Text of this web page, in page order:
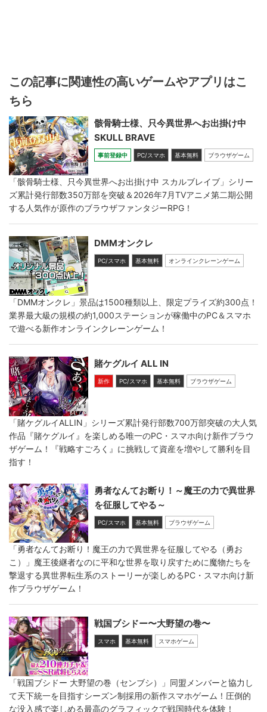
この記事に関連性の高いゲームやアプリはこ
ちら
骸骨騎士様、只今異世界へお出掛け中
SKULL BRAVE
事前登録中 PC/スマホ 基本無料 ブラウザゲーム
「骸骨騎士様、只今異世界へお出掛け中 スカルブレイブ」シリー
ズ累計発行部数350万部を突破＆2026年7月TVアニメ第二期公開
する人気作が原作のブラウザファンタジーRPG！
DMMオンクレ
PC/スマホ 基本無料 オンラインクレーンゲーム
「DMMオンクレ」景品は1500種類以上、限定プライズ約300点！
業界最大級の規模の約1,000ステーションが稼働中のPC＆スマホ
で遊べる新作オンラインクレーンゲーム！
賭ケグルイ ALL IN
新作 PC/スマホ 基本無料 ブラウザゲーム
「賭ケグルイALLIN」シリーズ累計発行部数700万部突破の大人気
作品『賭ケグルイ』を楽しめる唯一のPC・スマホ向け新作ブラウ
ザゲーム！『戦略すごろく』に挑戦して資産を増やして勝利を目
指す！
勇者なんてお断り！～魔王の力で異世界
を征服してやる～
PC/スマホ 基本無料 ブラウザゲーム
「勇者なんてお断り！魔王の力で異世界を征服してやる（勇お
こ）」魔王後継者なのに平和な世界を取り戻すために魔物たちを
撃退する異世界転生系のストーリーが楽しめるPC・スマホ向け新
作ブラウザゲーム！
戦国ブシドー〜大野望の巻〜
スマホ 基本無料 スマホゲーム
「戦国ブシドー 大野望の巻（センブシ）」同盟メンバーと協力し
て天下統一を目指すシーズン制採用の新作スマホゲーム！圧倒的
な没入感で楽しめる最高のグラフィックで戦国時代を体験！